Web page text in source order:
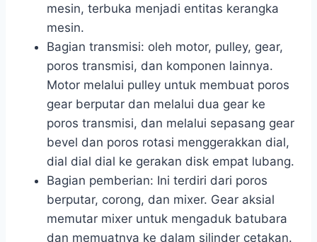
mesin, terbuka menjadi entitas kerangka
mesin.
Bagian transmisi: oleh motor, pulley, gear,
poros transmisi, dan komponen lainnya.
Motor melalui pulley untuk membuat poros
gear berputar dan melalui dua gear ke
poros transmisi, dan melalui sepasang gear
bevel dan poros rotasi menggerakkan dial,
dial dial dial ke gerakan disk empat lubang.
Bagian pemberian: Ini terdiri dari poros
berputar, corong, dan mixer. Gear aksial
memutar mixer untuk mengaduk batubara
dan memuatnya ke dalam silinder cetakan.